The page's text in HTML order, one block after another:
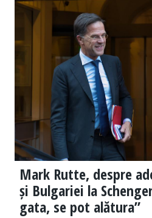
Mark Rutte, despre
și Bulgariei la
gata, se pot alătura”